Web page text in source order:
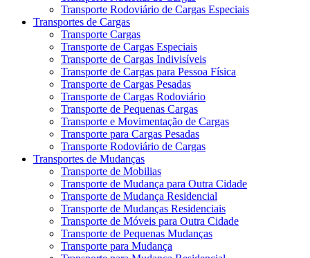
Transporte Rodoviário de Cargas Especiais
Transportes de Cargas
Transporte Cargas
Transporte de Cargas Especiais
Transporte de Cargas Indivisíveis
Transporte de Cargas para Pessoa Física
Transporte de Cargas Pesadas
Transporte de Cargas Rodoviário
Transporte de Pequenas Cargas
Transporte e Movimentação de Cargas
Transporte para Cargas Pesadas
Transporte Rodoviário de Cargas
Transportes de Mudanças
Transporte de Mobilias
Transporte de Mudança para Outra Cidade
Transporte de Mudança Residencial
Transporte de Mudanças Residenciais
Transporte de Móveis para Outra Cidade
Transporte de Pequenas Mudanças
Transporte para Mudança